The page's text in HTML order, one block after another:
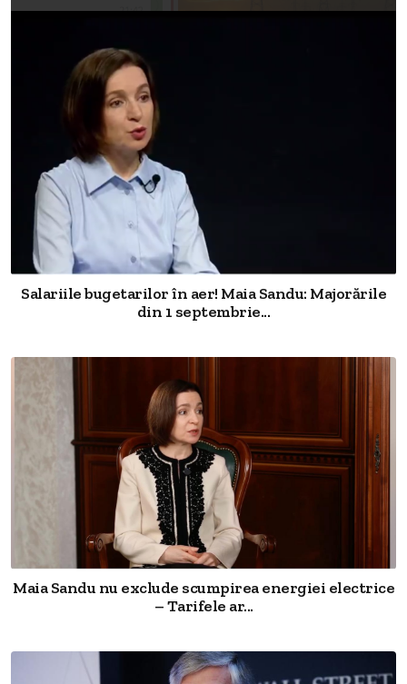
Salariile bugetarilor în aer! Maia Sandu: Majorările
din 1 septembrie...
Maia Sandu nu exclude scumpirea energiei electrice
– Tarifele ar...